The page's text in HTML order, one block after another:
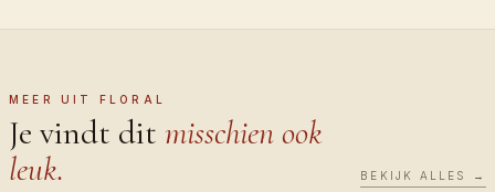
MEER UIT FLORAL
Je vindt dit misschien ook
leuk.
BEKIJK ALLES →